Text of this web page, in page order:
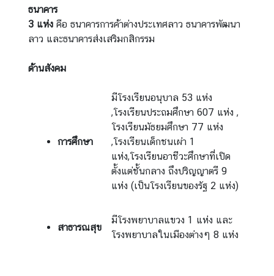
ธนาคาร
3 แห่ง คือ ธนาคารการค้าต่างประเทศลาว ธนาคารพัฒนา
ลาว และธนาคารส่งเสริมกสิกรรม
ด้านสังคม
การศึกษา
มีโรงเรียนอนุบาล 53 แห่ง
,โรงเรียนประถมศึกษา 607 แห่ง ,
โรงเรียนมัธยมศึกษา 77 แห่ง
,โรงเรียนเด็กชนเผ่า 1
แห่ง,โรงเรียนอาชีวะศึกษาที่เปิด
ตั้งแต่ชั้นกลาง ถึงปริญญาตรี 9
แห่ง (เป็นโรงเรียนของรัฐ 2 แห่ง)
สาธารณสุข
มีโรงพยาบาลแขวง 1 แห่ง และ
โรงพยาบาลในเมืองต่างๆ 8 แห่ง